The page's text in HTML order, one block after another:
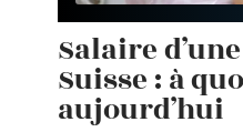
Salaire
Suisse : à
aujourd’hui